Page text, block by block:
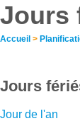
Jours
Accueil >
Jours
Jour de l'an